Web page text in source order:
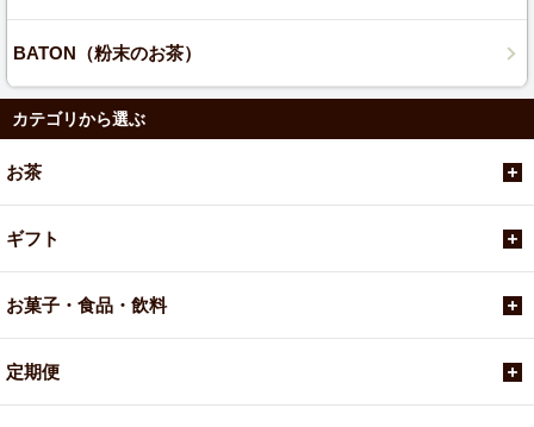
BATON（粉末のお茶）
カテゴリから選ぶ
お茶
ギフト
お菓子・食品・飲料
定期便